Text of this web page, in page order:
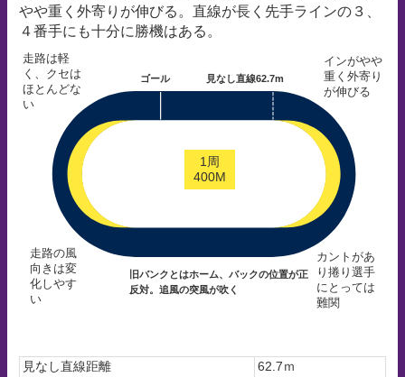
やや重く外寄りが伸びる。直線が長く先手ラインの３、
４番手にも十分に勝機はある。
ゴール 見なし直線62.7m
走路は軽
く、クセは
ほとんどな
い
走路の風
向きは変
化しやす
い
旧バンクとはホーム、バックの位置が正
反対。追風の突風が吹く
カントがあ
り捲り選手
にとっては
難関
インがやや
重く外寄り
が伸びる
1周
400M
見なし直線距離 62.7ｍ